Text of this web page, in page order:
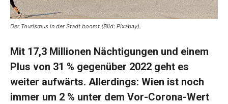
Der Tourismus in der Stadt boomt (Bild: Pixabay).
Mit 17,3 Millionen Nächtigungen und einem
Plus von 31 % gegenüber 2022 geht es
weiter aufwärts. Allerdings: Wien ist noch
immer um 2 % unter dem Vor-Corona-Wert